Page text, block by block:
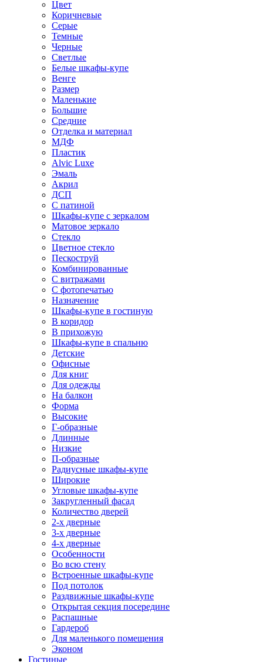
Цвет
Коричневые
Серые
Темные
Черные
Светлые
Белые шкафы-купе
Венге
Размер
Маленькие
Большие
Средние
Отделка и материал
МДФ
Пластик
Alvic Luxe
Эмаль
Акрил
ДСП
С патиной
Шкафы-купе с зеркалом
Матовое зеркало
Стекло
Цветное стекло
Пескоструй
Комбинированные
С витражами
С фотопечатью
Назначение
Шкафы-купе в гостиную
В коридор
В прихожую
Шкафы-купе в спальню
Детские
Офисные
Для книг
Для одежды
На балкон
Форма
Высокие
Г-образные
Длинные
Низкие
П-образные
Радиусные шкафы-купе
Широкие
Угловые шкафы-купе
Закругленный фасад
Количество дверей
2-х дверные
3-х дверные
4-х дверные
Особенности
Во всю стену
Встроенные шкафы-купе
Под потолок
Раздвижные шкафы-купе
Открытая секция посередине
Распашные
Гардероб
Для маленького помещения
Эконом
Гостиные